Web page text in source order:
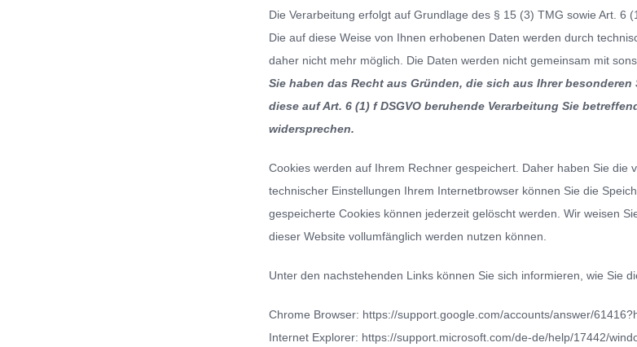
Die Verarbeitung erfolgt auf Grundlage des § 15 (3) TMG sowie Art. 6
Die auf diese Weise von Ihnen erhobenen Daten werden durch
daher nicht mehr möglich. Die Daten werden nicht gemeinsam mit
Sie haben das Recht aus Gründen, die sich aus Ihrer
diese auf Art. 6 (1) f DSGVO beruhende Verarbeitung Sie
widersprechen.
Cookies werden auf Ihrem Rechner gespeichert. Daher haben Sie
technischer Einstellungen Ihrem Internetbrowser können Sie die
gespeicherte Cookies können jederzeit gelöscht werden. Wir weisen
dieser Website vollumfänglich werden nutzen können.
Unter den nachstehenden Links können Sie sich informieren, wie Sie
Chrome Browser: https://support.google.com/accounts/answer/
Internet Explorer: https://support.microsoft.com/de-de/help/17442/